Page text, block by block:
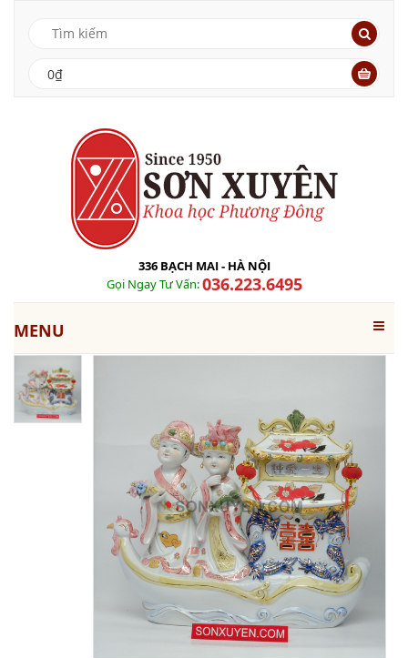
0₫
336 BẠCH MAI - HÀ NỘI
Gọi Ngay Tư Vấn:036.223.6495
MENU